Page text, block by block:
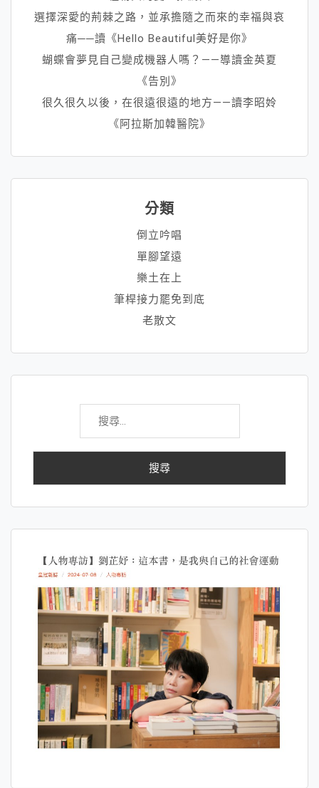
選擇深愛的荊棘之路，並承擔隨之而來的幸福與哀
痛──讀《Hello Beautiful美好是你》
蝴蝶會夢見自己變成機器人嗎？——導讀金英夏
《告別》
很久很久以後，在很遠很遠的地方——讀李昭姈
《阿拉斯加韓醫院》
分類
倒立吟唱
單腳望遠
樂土在上
筆桿接力罷免到底
老散文
搜
關